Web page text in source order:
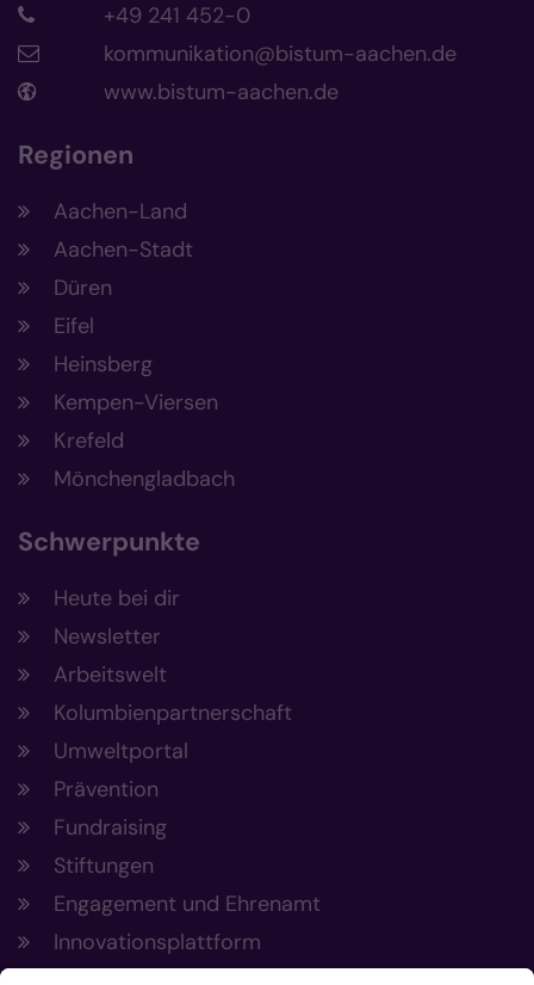
+49 241 452-0
kommunikation@bistum-aachen.de
www.bistum-aachen.de
Regionen
Aachen-Land
Aachen-Stadt
Düren
Eifel
Heinsberg
Kempen-Viersen
Krefeld
Mönchengladbach
Schwerpunkte
Heute bei dir
Newsletter
Arbeitswelt
Kolumbienpartnerschaft
Umweltportal
Prävention
Fundraising
Stiftungen
Engagement und Ehrenamt
Innovationsplattform